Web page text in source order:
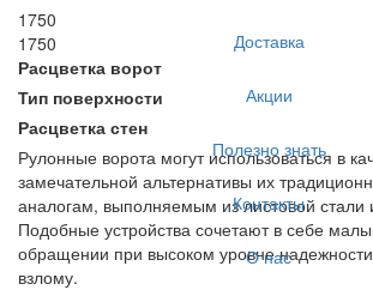
Доставка
Акции
Полезно знать
Контакты
О нас
1750
1750
Расцветка ворот
Тип поверхности
Расцветка стен
Рулонные ворота могут использоваться в
замечательной альтернативы их
аналогам, выполняемым из листовой стали
Подобные устройства сочетают в себе
обращении при высоком уровне надежности
взлому.